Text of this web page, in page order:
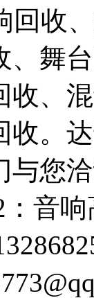
回收
、舞
收、
收。
与您
：音